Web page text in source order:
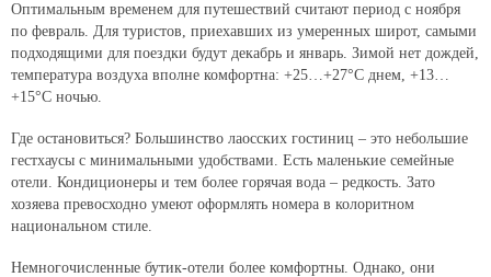
Оптимальным временем для путешествий считают период с ноября
по февраль. Для туристов, приехавших из умеренных широт, самыми
подходящими для поездки будут декабрь и январь. Зимой нет дождей,
температура воздуха вполне комфортна: +25…+27°С днем, +13…
+15°С ночью.
Где остановиться? Большинство лаосских гостиниц – это небольшие
гестхаусы с минимальными удобствами. Есть маленькие семейные
отели. Кондиционеры и тем более горячая вода – редкость. Зато
хозяева превосходно умеют оформлять номера в колоритном
национальном стиле.
Немногочисленные бутик-отели более комфортны. Однако, они